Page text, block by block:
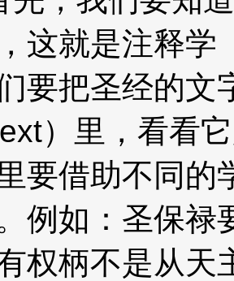
这就是注释学
要把圣经的文
）里，看看
要借助不同的
例如：圣保禄
权柄不是从天